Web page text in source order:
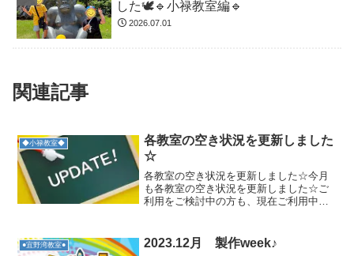
した🕊️🔹小禄教室編🔹
2026.07.01
関連記事
◆小禄教室◆
各教室の空き状況を更新しました
☆
各教室の空き状況を更新しました☆今月
も各教室の空き状況を更新しました☆ご
利用をご検討中の方も、現在ご利用中の
がありますので、気になる曜日・時間帯
がありましたらお気軽にご...
●宜野湾教室● 2023.12月 製作week♪